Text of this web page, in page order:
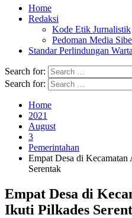
Home
Redaksi
Kode Etik Jurnalistik
Pedoman Media
Standar Perlindungan
Search for:
Search for:
Home
2021
August
3
Pemerintahan
Empat Desa di
Serentak
Empat Desa di
Ikuti Pilkades